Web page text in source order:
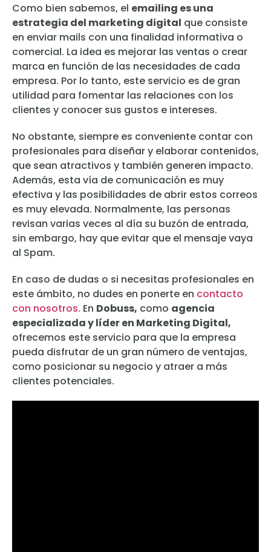
Como bien sabemos, el emailing es una
estrategia del marketing digital que consiste
en enviar mails con una finalidad informativa o
comercial. La idea es mejorar las ventas o crear
marca en función de las necesidades de cada
empresa. Por lo tanto, este servicio es de gran
utilidad para fomentar las relaciones con los
clientes y conocer sus gustos e intereses.
No obstante, siempre es conveniente contar con
profesionales para diseñar y elaborar contenidos,
que sean atractivos y también generen impacto.
Además, esta vía de comunicación es muy
efectiva y las posibilidades de abrir estos correos
es muy elevada. Normalmente, las personas
revisan varias veces al día su buzón de entrada,
sin embargo, hay que evitar que el mensaje vaya
al Spam.
En caso de dudas o si necesitas profesionales en
este ámbito, no dudes en ponerte en contacto
con nosotros. En Dobuss, como agencia
especializada y líder en Marketing Digital,
ofrecemos este servicio para que la empresa
pueda disfrutar de un gran número de ventajas,
como posicionar su negocio y atraer a más
clientes potenciales.